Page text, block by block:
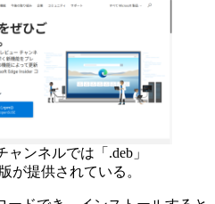
ャンネルでは「.deb」
が提供されている。